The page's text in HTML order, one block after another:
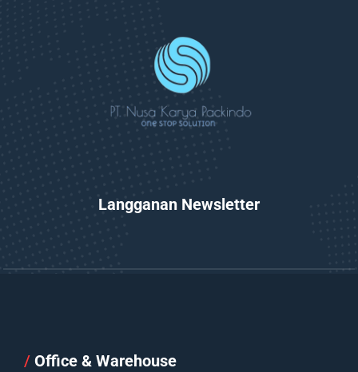
Langganan Newsletter
/ Office & Warehouse